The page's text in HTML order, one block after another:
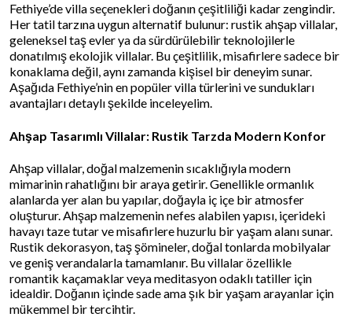
Fethiye’de villa seçenekleri doğanın çeşitliliği kadar zengindir.
Her tatil tarzına uygun alternatif bulunur: rustik ahşap villalar,
geleneksel taş evler ya da sürdürülebilir teknolojilerle
donatılmış ekolojik villalar. Bu çeşitlilik, misafirlere sadece bir
konaklama değil, aynı zamanda kişisel bir deneyim sunar.
Aşağıda Fethiye’nin en popüler villa türlerini ve sundukları
avantajları detaylı şekilde inceleyelim.
Ahşap Tasarımlı Villalar: Rustik Tarzda Modern Konfor
Ahşap villalar, doğal malzemenin sıcaklığıyla modern
mimarinin rahatlığını bir araya getirir. Genellikle ormanlık
alanlarda yer alan bu yapılar, doğayla iç içe bir atmosfer
oluşturur. Ahşap malzemenin nefes alabilen yapısı, içerideki
havayı taze tutar ve misafirlere huzurlu bir yaşam alanı sunar.
Rustik dekorasyon, taş şömineler, doğal tonlarda mobilyalar
ve geniş verandalarla tamamlanır. Bu villalar özellikle
romantik kaçamaklar veya meditasyon odaklı tatiller için
idealdir. Doğanın içinde sade ama şık bir yaşam arayanlar için
mükemmel bir tercihtir.